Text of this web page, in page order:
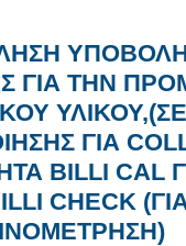
ΓΙΑ ΤΗΝ
ΓΙΑ
BILLI CAL
CHECK